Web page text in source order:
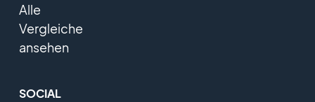
Alle
Vergleiche
ansehen
SOCIAL